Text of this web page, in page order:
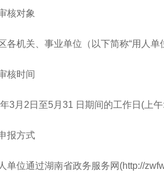
核对象
各机关、事业单位 （ 以下简称“用人单
核时间
年3月 2 日至5月31 日期间的工作日(上
报方式
单位通过湖南省政务服务网(http://